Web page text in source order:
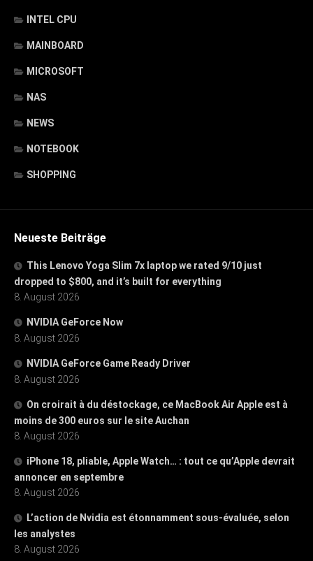
INTEL CPU
MAINBOARD
MICROSOFT
NAS
NEWS
NOTEBOOK
SHOPPING
Neueste Beiträge
This Lenovo Yoga Slim 7x laptop we rated 9/10 just
dropped to $800, and it’s built for everything
8. August 2026
NVIDIA GeForce Now
8. August 2026
NVIDIA GeForce Game Ready Driver
8. August 2026
On croirait à du déstockage, ce MacBook Air Apple est à
moins de 300 euros sur le site Auchan
8. August 2026
iPhone 18, pliable, Apple Watch… : tout ce qu’Apple devrait
annoncer en septembre
8. August 2026
L’action de Nvidia est étonnamment sous-évaluée, selon
les analystes
8. August 2026